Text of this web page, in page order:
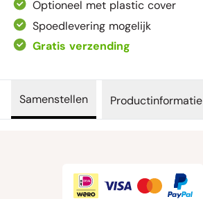
Optioneel met plastic cover
Spoedlevering mogelijk
Gratis verzending
Samenstellen Productinformatie